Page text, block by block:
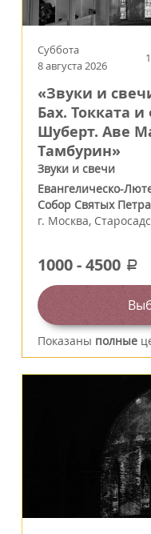
Суббота
8 августа 2026
«Звуки и
Бах. Токката
Шуберт. Аве
Тамбурин»
Звуки и свечи
Евангелическо-
Собор Святых
г. Москва,
1000-4500 a
Показаны полные